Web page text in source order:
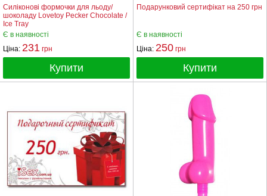
Силіконові формочки для льоду/
шоколаду Lovetoy Pecker Chocolate /
Ice Tray
Є в наявності
Ціна: 231 грн
Купити
Подарунковий сертифікат на 250 грн
Є в наявності
Ціна: 250 грн
Купити